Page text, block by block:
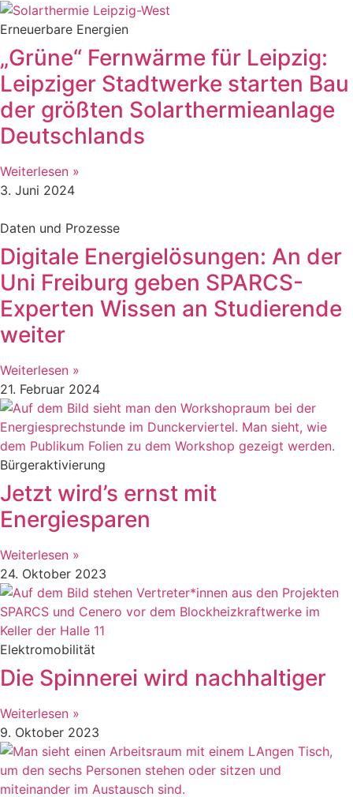
Erneuerbare Energien
„Grüne“ Fernwärme für Leipzig:
Leipziger Stadtwerke starten Bau
der größten Solarthermieanlage
Deutschlands
Weiterlesen »
3. Juni 2024
Daten und Prozesse
Digitale Energielösungen: An der
Uni Freiburg geben SPARCS-
Experten Wissen an Studierende
weiter
Weiterlesen »
21. Februar 2024
Bürgeraktivierung
Jetzt wird’s ernst mit
Energiesparen
Weiterlesen »
24. Oktober 2023
Elektromobilität
Die Spinnerei wird nachhaltiger
Weiterlesen »
9. Oktober 2023